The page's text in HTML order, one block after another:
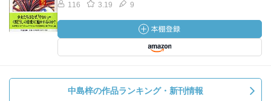
116 3.19 9
中島梓の作品ランキング・新刊情報